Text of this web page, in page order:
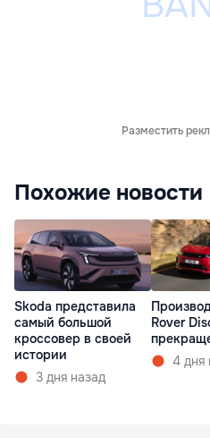
Разместить
Похожие новости
Skoda представила
самый большой
кроссовер в своей
истории
3 дня назад
Rover
4 дня